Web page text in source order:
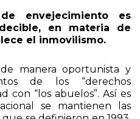
envejecimiento es
en materia de
manera oportunista y
de los “derechos
con “los abuelos”. Así es